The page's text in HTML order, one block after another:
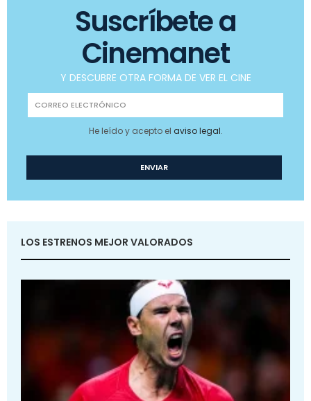
Suscríbete a
Cinemanet
Y DESCUBRE OTRA FORMA DE VER EL CINE
He leído y acepto el aviso legal.
LOS ESTRENOS MEJOR VALORADOS